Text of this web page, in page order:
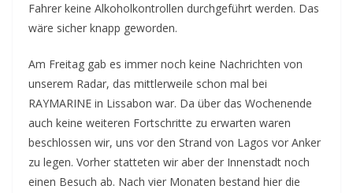
Fahrer keine Alkoholkontrollen durchgeführt werden. Das
wäre sicher knapp geworden.
Am Freitag gab es immer noch keine Nachrichten von
unserem Radar, das mittlerweile schon mal bei
RAYMARINE in Lissabon war. Da über das Wochenende
auch keine weiteren Fortschritte zu erwarten waren
beschlossen wir, uns vor den Strand von Lagos vor Anker
zu legen. Vorher statteten wir aber der Innenstadt noch
einen Besuch ab. Nach vier Monaten bestand hier die